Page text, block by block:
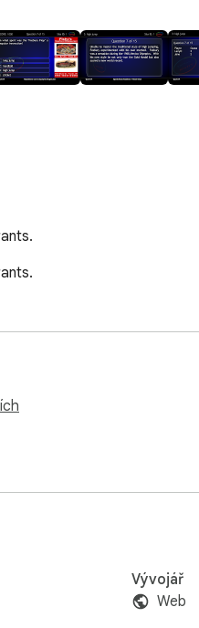
Vývojář
Web